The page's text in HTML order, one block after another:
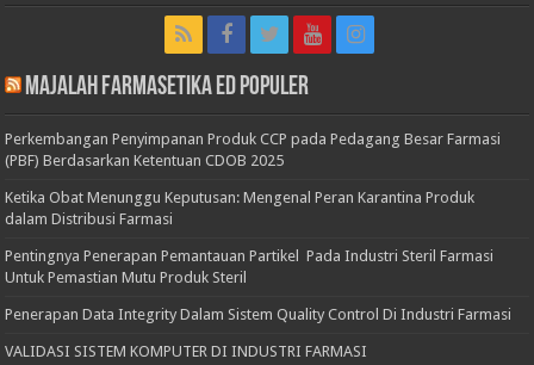
Majalah Farmasetika Ed Populer
Perkembangan Penyimpanan Produk CCP pada Pedagang Besar Farmasi
(PBF) Berdasarkan Ketentuan CDOB 2025
Ketika Obat Menunggu Keputusan: Mengenal Peran Karantina Produk
dalam Distribusi Farmasi
Pentingnya Penerapan Pemantauan Partikel Pada Industri Steril Farmasi
Untuk Pemastian Mutu Produk Steril
Penerapan Data Integrity Dalam Sistem Quality Control Di Industri Farmasi
VALIDASI SISTEM KOMPUTER DI INDUSTRI FARMASI